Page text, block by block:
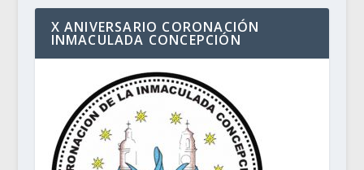
X ANIVERSARIO CORONACIÓN
INMACULADA CONCEPCIÓN